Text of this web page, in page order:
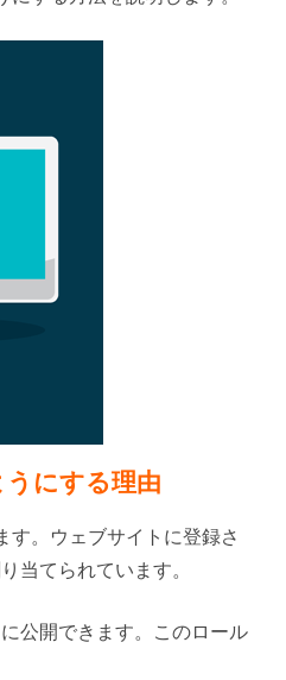
にする理由
す。ウェブサイトに登録さ
当てられています。
公開できます。このロール